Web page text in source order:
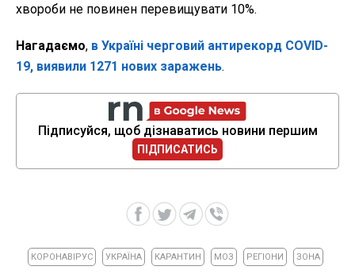
хвороби не повинен перевищувати 10%.
Нагадаємо, в Україні черговий антирекорд COVID-
19, виявили 1271 нових заражень.
Підписуйся, щоб дізнаватись новини першим
ПІДПИСАТИСЬ
КОРОНАВІРУС УКРАЇНА КАРАНТИН МОЗ РЕГІОНИ ЗОНА